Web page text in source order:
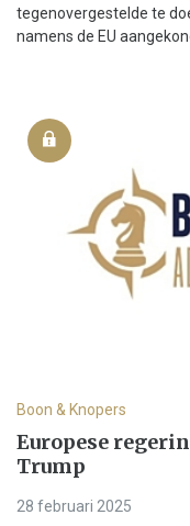
tegenovergestelde te
namens de EU
Boon & Knopers
Europese
Trump
28 februari 2025